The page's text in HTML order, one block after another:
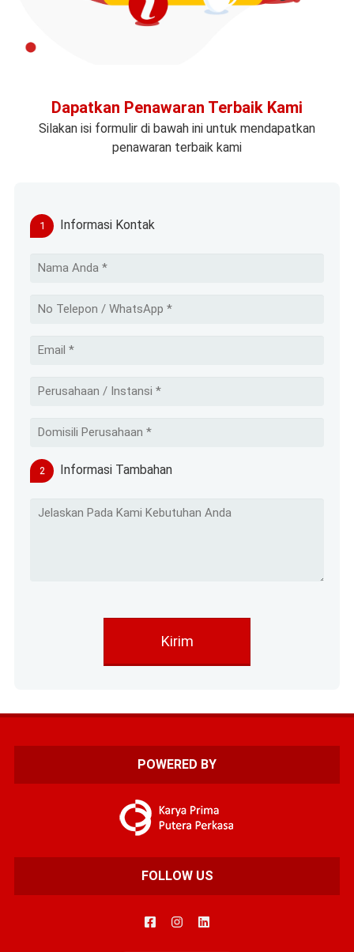
Dapatkan Penawaran Terbaik Kami
Silakan isi formulir di bawah ini untuk mendapatkan
penawaran terbaik kami
1 Informasi Kontak
2 Informasi Tambahan
POWERED BY
FOLLOW US